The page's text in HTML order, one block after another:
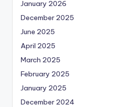
January 2026
December 2025
June 2025
April 2025
March 2025
February 2025
January 2025
December 2024